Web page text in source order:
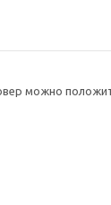
можно